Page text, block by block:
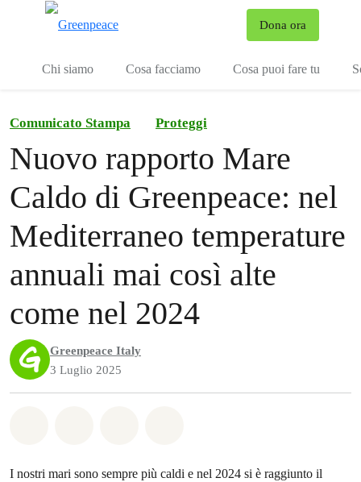
Dona ora
Chi siamo Cosa facciamo Cosa puoi fare tu
Comunicato Stampa Proteggi
Nuovo rapporto Mare
Caldo di Greenpeace: nel
Mediterraneo temperature
annuali mai così alte
come nel 2024
Greenpeace Italy
3 Luglio 2025
I nostri mari sono sempre più caldi e nel 2024 si è raggiunto il